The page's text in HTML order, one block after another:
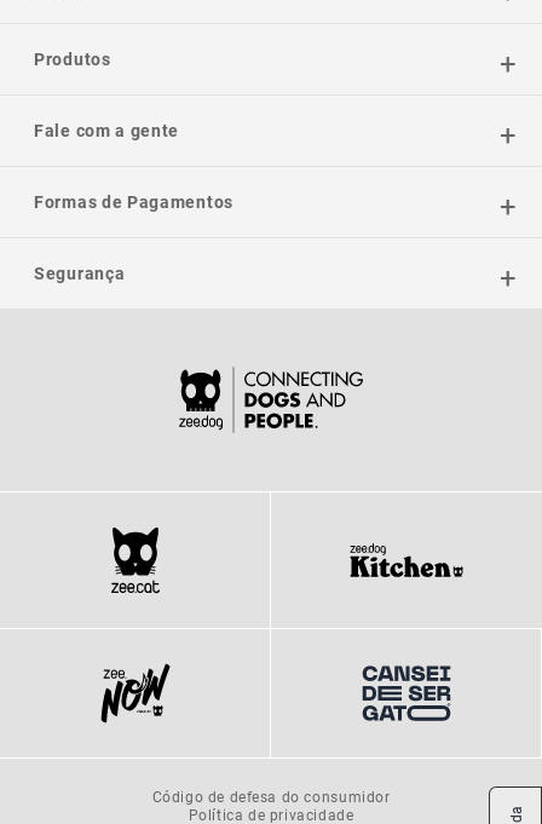
Produtos
Fale com a gente
Formas de Pagamentos
Segurança
Código de defesa do consumidor
Política de privacidade